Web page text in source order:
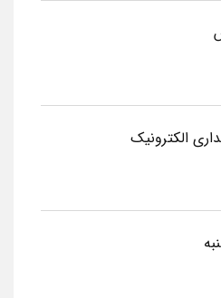
الکترونیک